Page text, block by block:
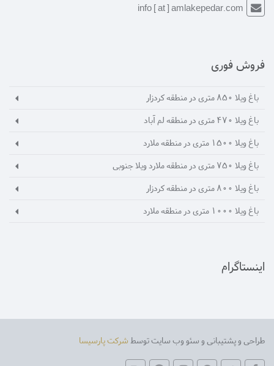
info [ at ] amlakepedar.com
فروش فوری
باغ ویلا 850 متری در منطقه کردزار
باغ ویلا 470 متری در منطقه لم آباد
باغ ویلا 1500 متری در منطقه ملارد
باغ ویلا 750 متری در منطقه ملارد ویلا جنوبی
باغ ویلا 800 متری در منطقه کردزار
باغ ویلا 1000 متری در منطقه ملارد
اینستاگرام
طراحی و پشتیبانی و سئو وب سایت توسطشرکت پارسیسا